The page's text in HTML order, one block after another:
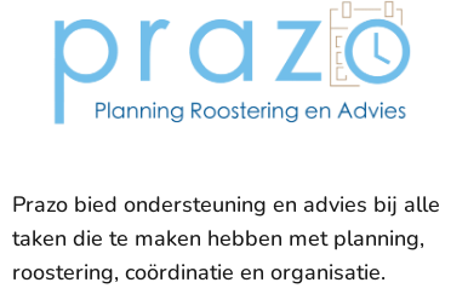
Prazo bied ondersteuning en advies bij alle
taken die te maken hebben met planning,
roostering, coördinatie en organisatie.